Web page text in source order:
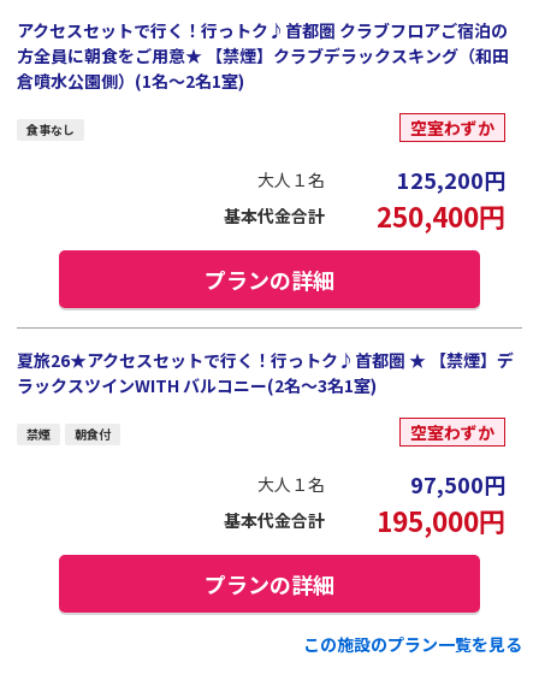
アクセスセットで行く！行っトク♪首都圏 クラブフロアご宿泊の
方全員に朝食をご用意★ 【禁煙】クラブデラックスキング（和田
倉噴水公園側）(1名～2名1室)
食事なし 空室わずか
大人１名 125,200円
基本代金合計 250,400円
プランの詳細
夏旅26★アクセスセットで行く！行っトク♪首都圏 ★ 【禁煙】デ
ラックスツインWITH バルコニー(2名～3名1室)
禁煙 朝食付 空室わずか
大人１名 97,500円
基本代金合計 195,000円
プランの詳細
この施設のプラン一覧を見る